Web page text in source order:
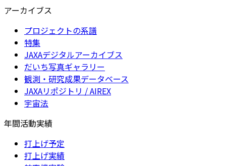
アーカイブス
プロジェクトの系譜
特集
JAXAデジタルアーカイブス
だいち写真ギャラリー
観測・研究成果データベース
JAXAリポジトリ / AIREX
宇宙法
年間活動実績
打上げ予定
打上げ実績